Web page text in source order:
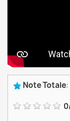
Note Totale:
0